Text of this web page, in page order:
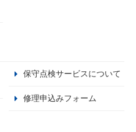
保守点検サービスについて
修理申込みフォーム